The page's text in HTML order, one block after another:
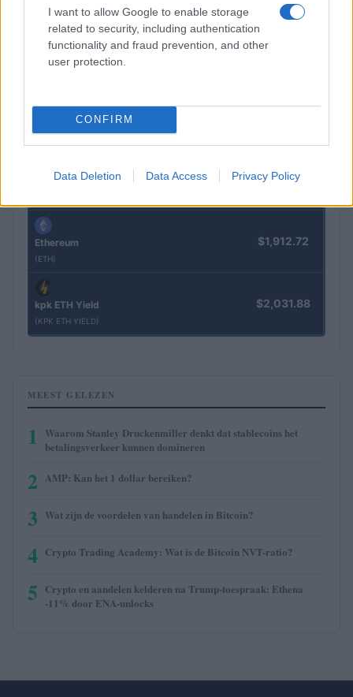
I want to allow Google to enable storage
related to security, including authentication
functionality and fraud prevention, and other
user protection.
CONFIRM
Data Deletion Data Access Privacy Policy
(JDB)
FibSwap DEX
kpk ETH Prime
(KPK ETH PRIME)
Bitcoin $64,826.00
Ethereum
(ETH)
$1,912.72
kpk ETH Yield
(KPK ETH YIELD)
$2,031.88
MEEST GELEZEN
1
Waarom Stanley Druckenmiller denkt dat stablecoins het
betalingsverkeer kunnen domineren
2 AMP: Kan het 1 dollar bereiken?
3 Wat zijn de voordelen van handelen in Bitcoin?
4 Crypto Trading Academy: Wat is de Bitcoin NVT-ratio?
5 Crypto en aandelen kelderen na Trump-toespraak: Ethena
-11% door ENA-unlocks